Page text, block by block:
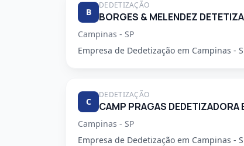
B
DEDETIZAÇÃO
Campinas - SP
Empresa de Dedetização em Campinas -
C
DEDETIZAÇÃO
Campinas - SP
Empresa de Dedetização em Campinas -